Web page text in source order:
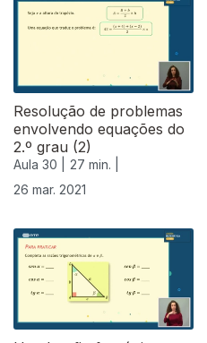
Resolução de problemas
envolvendo equações do
2.º grau (2)
Aula 30 |
27 min. |
26 mar. 2021